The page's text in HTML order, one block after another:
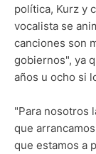
política, Kurz y
vocalista se
canciones son
gobiernos", ya
años u ocho si
"Para nosotros
que
que estamos a